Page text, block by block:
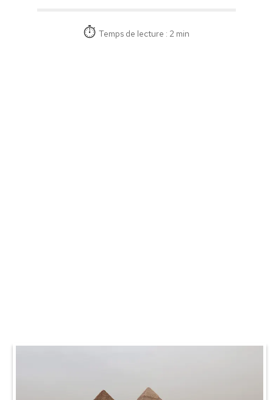
Temps de lecture : 2 min